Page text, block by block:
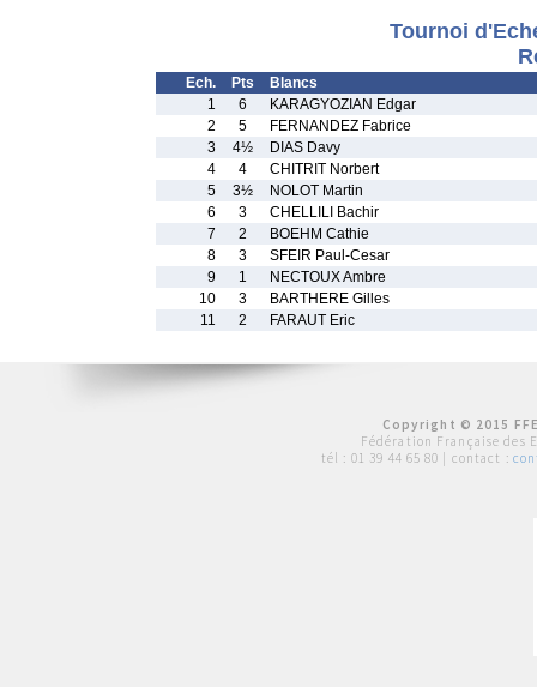
Tournoi
Ech. Pts
Blancs
1
6
KARAGYOZIAN Edgar
2
5
FERNANDEZ Fabrice
3
4½
DIAS Davy
4
4
CHITRIT Norbert
5
3½
NOLOT Martin
6
3
CHELLILI Bachir
7
2
BOEHM Cathie
8
3
SFEIR Paul-Cesar
9
1
NECTOUX Ambre
10
3
BARTHERE Gilles
11
2 FARAUT Eric
Copyright © 2015
Fédération Française des
tél : 01 39 44 65 80 | contact :